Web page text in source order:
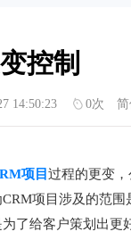
全流程管理
部伙伴管理
素功能和接入
素功能和接入
开发更多新...
字化传媒的发
设和完善也是...
术的发展是支撑
的基石，给...
能点控制
14:50:23 0次 简
项目 过程的更变
项目涉及的范
了给客户策划出更